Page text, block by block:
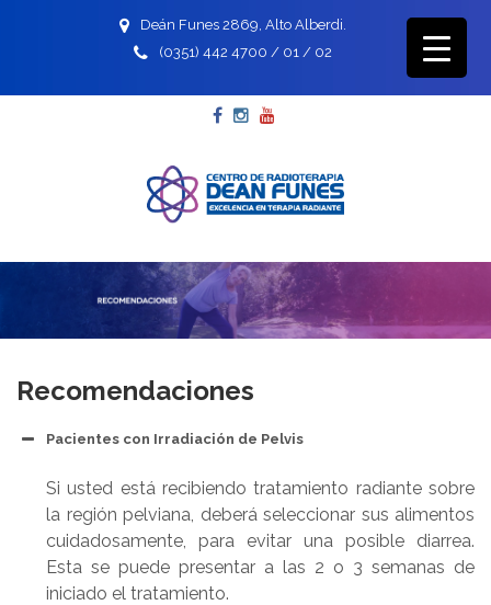
Deán Funes 2869, Alto Alberdi.
(0351) 442 4700 / 01 / 02
Facebook
Instagram
Recomendaciones
Pacientes con Irradiación de Pelvis
Si usted está recibiendo tratamiento radiante sobre
la región pelviana, deberá seleccionar sus alimentos
cuidadosamente, para evitar una posible diarrea.
Esta se puede presentar a las 2 o 3 semanas de
iniciado el tratamiento.